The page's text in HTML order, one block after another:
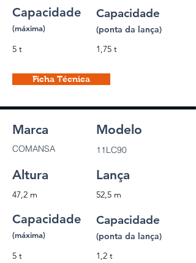
Capacidade
(máxima)
Capacidade
(ponta da lança)
Ficha Técnica
5 t 1,75 t
Marca Modelo
Altura Lança
Capacidade
(máxima)
Capacidade
(ponta da lança)
COMANSA 11LC90
47,2 m 52,5 m
5 t 1,2 t